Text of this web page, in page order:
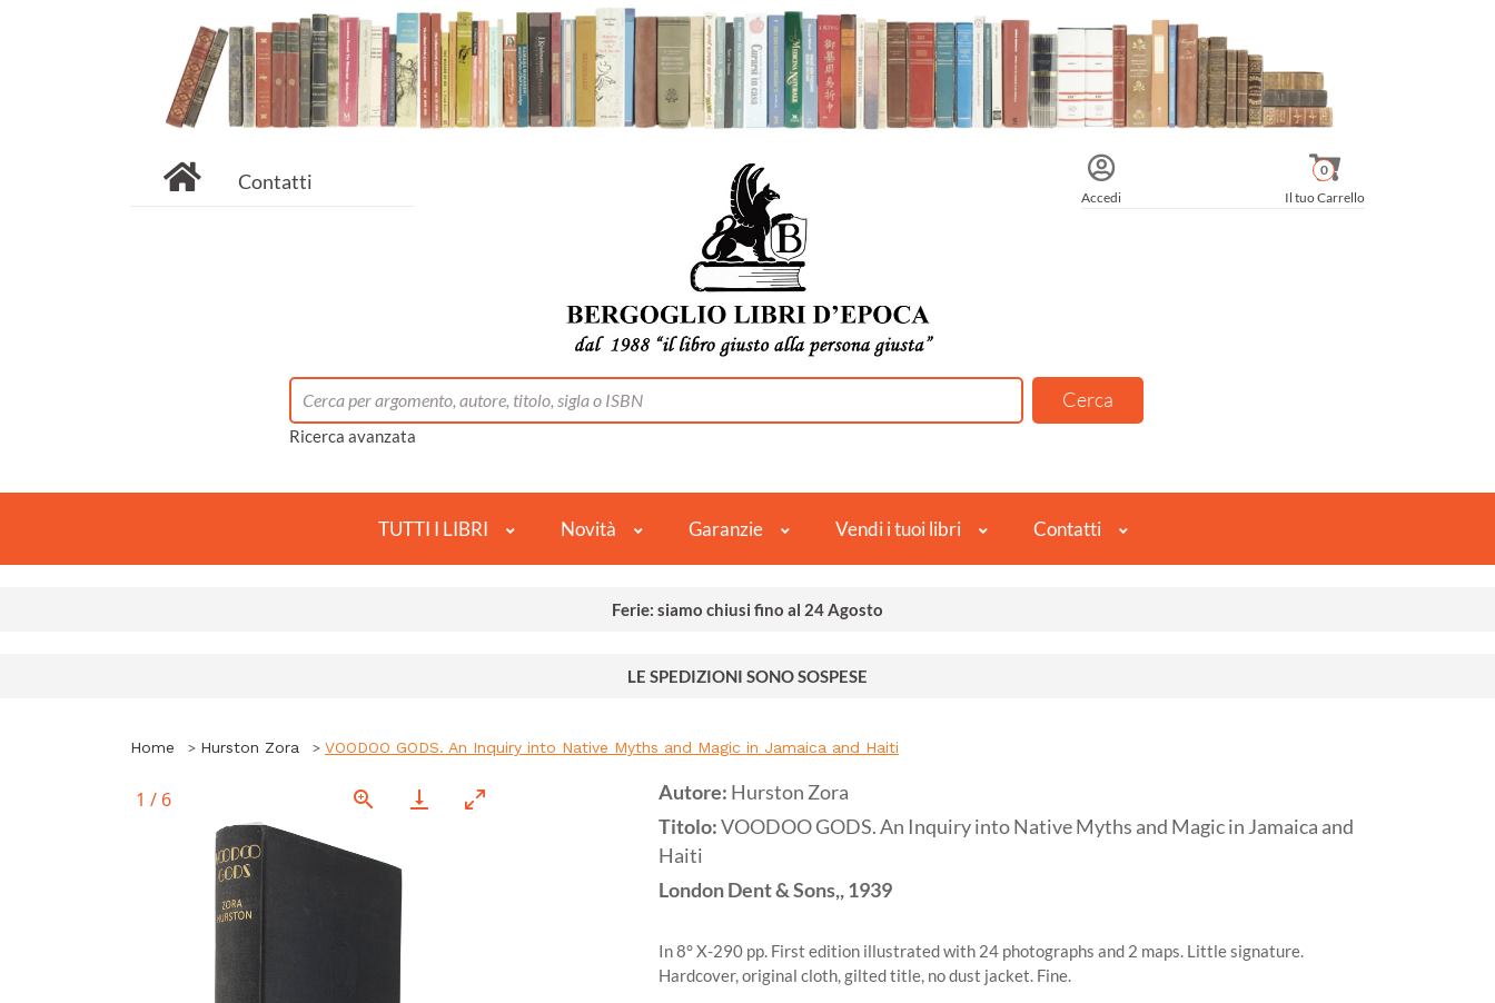
Contatti
Accedi Il tuo Carrello
0
Ricerca avanzata
TUTTI I LIBRI Novità Garanzie Vendi i tuoi libri Contatti
Ferie: siamo chiusi fino al 24 Agosto
LE SPEDIZIONI SONO SOSPESE
Home Hurston Zora VOODOO GODS. An Inquiry into Native Myths and Magic in Jamaica and Haiti
1 / 6 Autore: Hurston Zora
Titolo:VOODOO GODS. An Inquiry into Native Myths and Magic in Jamaica and
Haiti
LondonDent & Sons,,1939
In 8° X-290 pp. First edition illustrated with 24 photographs and 2 maps. Little signature.
Hardcover, original cloth, gilted title, no dust jacket. Fine.